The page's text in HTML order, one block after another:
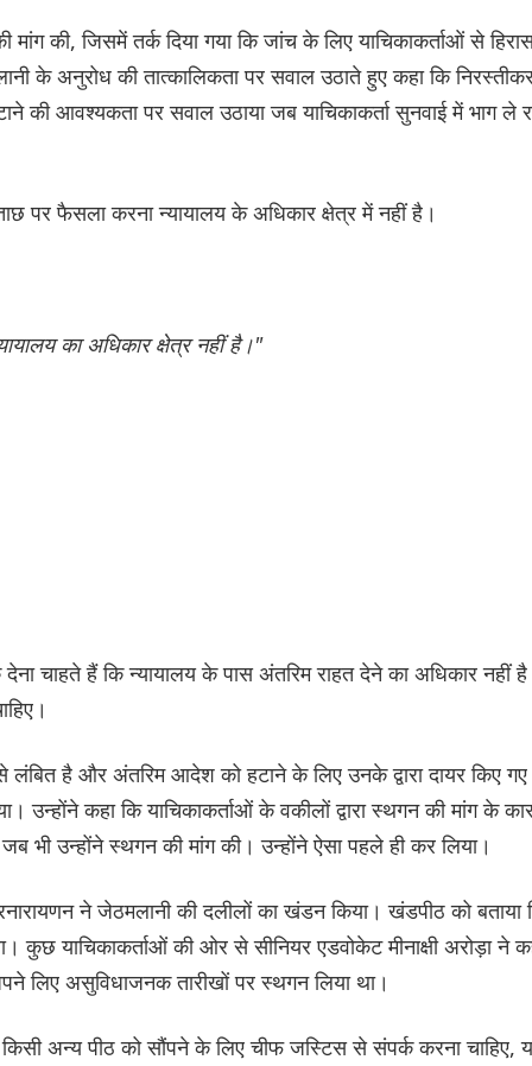
की, जिसमें तर्क दिया गया कि जांच के लिए याचिकाकर्ताओं से
के अनुरोध की तात्कालिकता पर सवाल उठाते हुए कहा कि
की आवश्यकता पर सवाल उठाया जब याचिकाकर्ता सुनवाई में भाग ले
पर फैसला करना न्यायालय के अधिकार क्षेत्र में नहीं है।
का अधिकार क्षेत्र नहीं है।"
चाहते हैं कि न्यायालय के पास अंतरिम राहत देने का अधिकार नहीं है
है और अंतरिम आदेश को हटाने के लिए उनके द्वारा दायर किए गए
कहा कि याचिकाकर्ताओं के वकीलों द्वारा स्थगन की मांग के
भी उन्होंने स्थगन की मांग की। उन्होंने ऐसा पहले ही कर लिया।
ने जेठमलानी की दलीलों का खंडन किया। खंडपीठ को बताया
कुछ याचिकाकर्ताओं की ओर से सीनियर एडवोकेट मीनाक्षी अरोड़ा ने
असुविधाजनक तारीखों पर स्थगन लिया था।
अन्य पीठ को सौंपने के लिए चीफ जस्टिस से संपर्क करना चाहिए,